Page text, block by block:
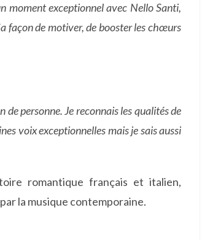
moment exceptionnel avec Nello Santi,
façon de motiver, de booster les chœurs
de personne. Je reconnais les qualités de
voix exceptionnelles mais je sais aussi
romantique français et italien,
la musique contemporaine.